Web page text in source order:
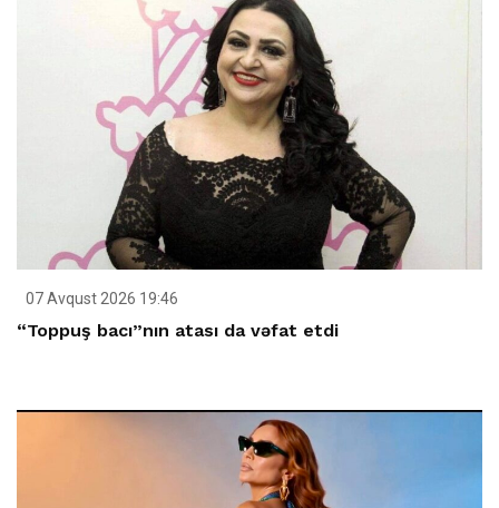
07 Avqust 2026 19:46
“Toppuş bacı”nın atası da vəfat etdi